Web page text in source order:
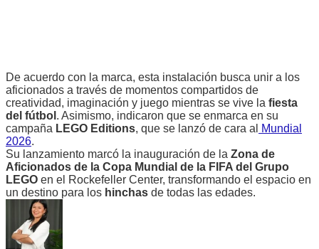
De acuerdo con la marca, esta instalación busca unir a los
aficionados a través de momentos compartidos de
creatividad, imaginación y juego mientras se vive la fiesta
del fútbol . Asimismo, indicaron que se enmarca en su
campaña LEGO Editions, que se lanzó de cara al
Mundial
2026.
Su lanzamiento marcó la inauguración de la Zona de
Aficionados de la Copa Mundial de la FIFA del Grupo
LEGO en el Rockefeller Center, transformando el espacio en
un destino para los hinchas de todas las edades.